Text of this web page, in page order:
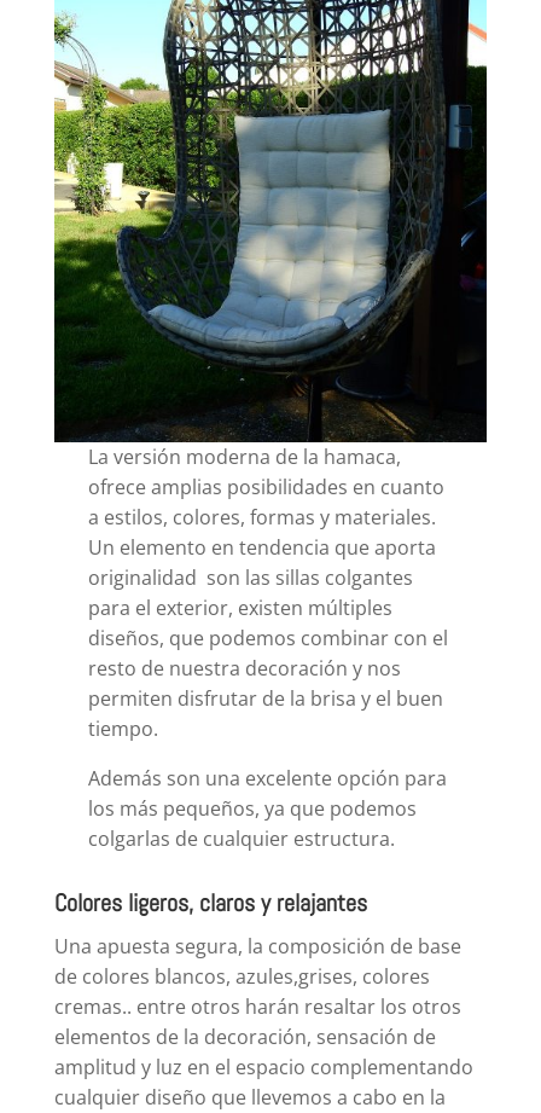
La versión moderna de la hamaca,
ofrece amplias posibilidades en cuanto
a estilos, colores, formas y materiales.
Un elemento en tendencia que aporta
originalidad son las sillas colgantes
para el exterior, existen múltiples
diseños, que podemos combinar con el
resto de nuestra decoración y nos
permiten disfrutar de la brisa y el buen
tiempo.
Además son una excelente opción para
los más pequeños, ya que podemos
colgarlas de cualquier estructura.
Colores ligeros, claros y relajantes
Una apuesta segura, la composición de base
de colores blancos, azules,grises, colores
cremas.. entre otros harán resaltar los otros
elementos de la decoración, sensación de
amplitud y luz en el espacio complementando
cualquier diseño que llevemos a cabo en la